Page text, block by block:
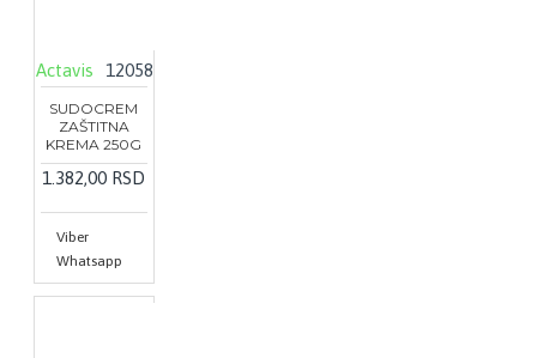
Actavis 12058
SUDOCREM
ZAŠTITNA
KREMA 250G
1.382,00 RSD
Viber
Whatsapp